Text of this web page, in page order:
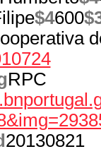
$4600
RPC
20130821